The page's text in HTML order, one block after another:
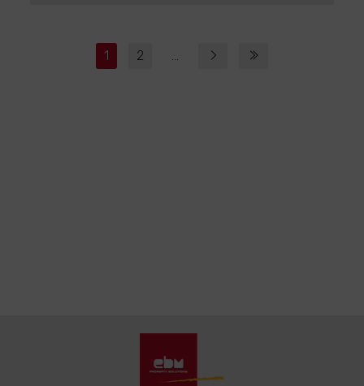
1 2 ...